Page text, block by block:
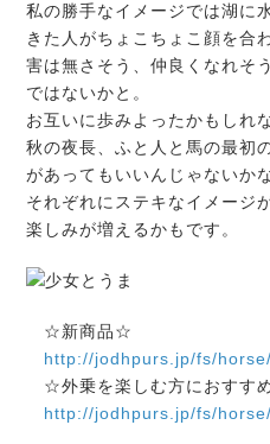
私の勝手なイメージでは湖に
きた人がちょこちょこ顔を合
害は無さそう、仲良くなれそ
ではないかと。
お互いに歩みよったかもしれ
秋の夜長、ふと人と馬の最初
があってもいいんじゃないか
それぞれにステキなイメージ
楽しみが増えるかもです。
☆新商品☆
http://jodhpurs.jp/fs/
☆外乗を楽しむ方におすす
http://jodhpurs.jp/fs/